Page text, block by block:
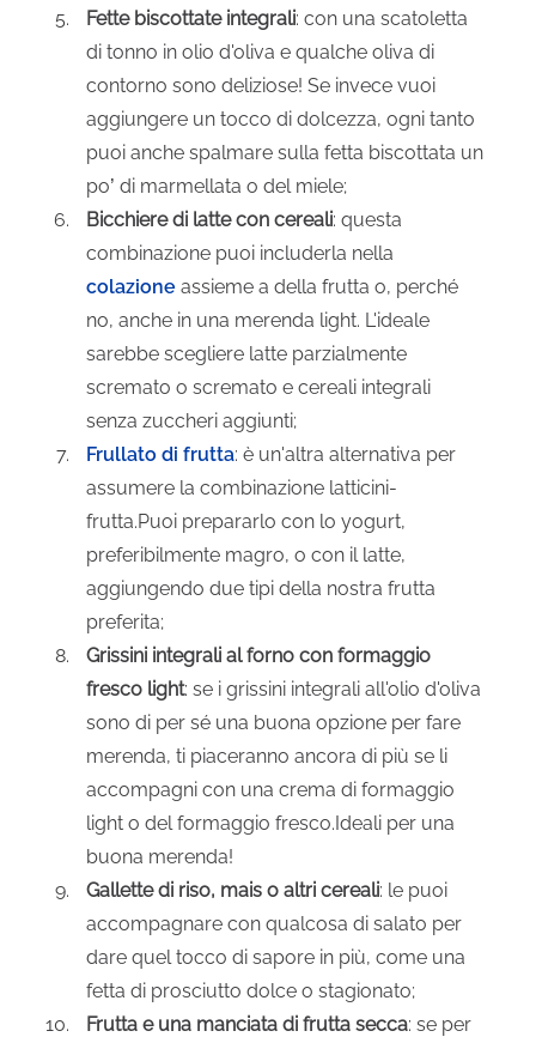
Fette biscottate integrali: con una scatoletta
di tonno in olio d'oliva e qualche oliva di
contorno sono deliziose! Se invece vuoi
aggiungere un tocco di dolcezza, ogni tanto
puoi anche spalmare sulla fetta biscottata un
po’ di marmellata o del miele;
Bicchiere di latte con cereali: questa
combinazione puoi includerla nella
colazione assieme a della frutta o, perché
no, anche in una merenda light. L'ideale
sarebbe scegliere latte parzialmente
scremato o scremato e cereali integrali
senza zuccheri aggiunti;
Frullato di frutta: è un'altra alternativa per
assumere la combinazione latticini-
frutta.Puoi prepararlo con lo yogurt,
preferibilmente magro, o con il latte,
aggiungendo due tipi della nostra frutta
preferita;
Grissini integrali al forno con formaggio
fresco light: se i grissini integrali all'olio d'oliva
sono di per sé una buona opzione per fare
merenda, ti piaceranno ancora di più se li
accompagni con una crema di formaggio
light o del formaggio fresco.Ideali per una
buona merenda!
Gallette di riso, mais o altri cereali: le puoi
accompagnare con qualcosa di salato per
dare quel tocco di sapore in più, come una
fetta di prosciutto dolce o stagionato;
Frutta e una manciata di frutta secca: se per